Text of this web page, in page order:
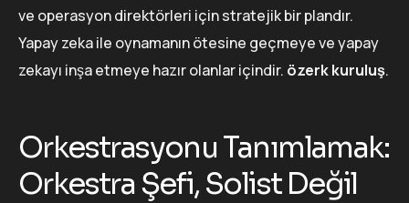
ve operasyon direktörleri için stratejik bir plandır.
Yapay zeka ile oynamanın ötesine geçmeye ve yapay
zekayı inşa etmeye hazır olanlar içindir. özerk kuruluş.
Orkestrasyonu Tanımlamak:
Orkestra Şefi, Solist Değil